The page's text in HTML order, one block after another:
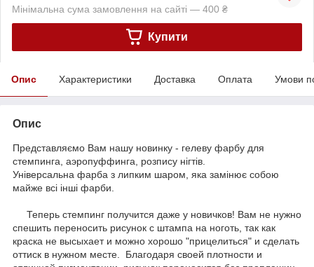
Мінімальна сума замовлення на сайті — 400 ₴
Купити
Опис Характеристики Доставка Оплата Умови
Опис
Представляємо Вам нашу новинку - гелеву фарбу для
стемпинга, аэропуффинга, розпису нігтів.
Універсальна фарба з липким шаром, яка замінює собою
майже всі інші фарби.
Теперь стемпинг получится даже у новичков! Вам не нужно
спешить переносить рисунок с штампа на ноготь, так как
краска не высыхает и можно хорошо "прицелиться" и сделать
оттиск в нужном месте. Благодаря своей плотности и